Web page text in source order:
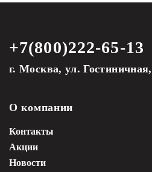
+7(800)222-65-13
г. Москва, ул.
О компании
Контакты
Акции
Новости